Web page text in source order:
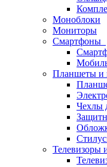
Моноблоки
Мониторы
Смартфоны
Планшеты и
Чехлы
Телевизоры